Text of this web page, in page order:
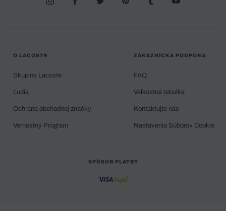
O LACOSTE
Skupina Lacoste
Ľudia
Ochrana obchodnej značky
Vernostný Program
ZÁKAZNÍCKA PODPORA
FAQ
Veľkostná tabuľka
Kontaktujte nás
Nastavenia Súborov Cookie
SPÔSOB PLATBY